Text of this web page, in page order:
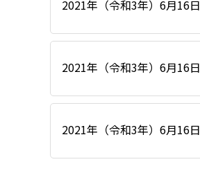
2021年（令和3年）6月16日
2021年（令和3年）6月16日
2021年（令和3年）6月16日